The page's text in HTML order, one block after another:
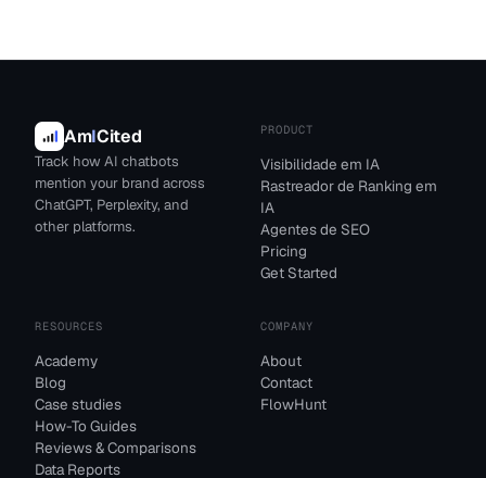
AmICited
Track how AI chatbots
mention your brand across
ChatGPT, Perplexity, and
other platforms.
PRODUCT
Visibilidade em IA
Rastreador de Ranking em
IA
Agentes de SEO
Pricing
Get Started
RESOURCES
Academy
Blog
Case studies
How-To Guides
Reviews & Comparisons
Data Reports
COMPANY
About
Contact
FlowHunt